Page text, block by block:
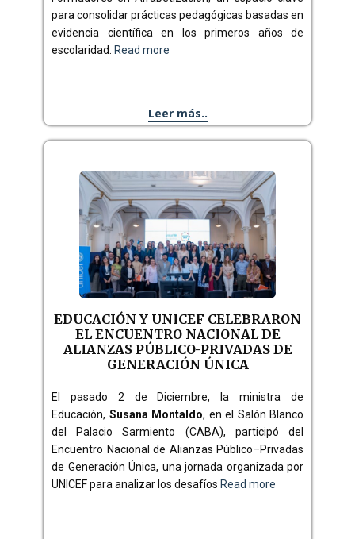
para consolidar prácticas pedagógicas basadas en
evidencia científica en los primeros años de
escolaridad.
Read more
Leer más..
EDUCACIÓN Y UNICEF CELEBRARON
EL ENCUENTRO NACIONAL DE
ALIANZAS PÚBLICO-PRIVADAS DE
GENERACIÓN ÚNICA
El pasado 2 de Diciembre, la ministra de
Educación, Susana Montaldo, en el Salón Blanco
del Palacio Sarmiento (CABA), participó del
Encuentro Nacional de Alianzas Público–Privadas
de Generación Única, una jornada organizada por
UNICEF para analizar los desafíos Read more